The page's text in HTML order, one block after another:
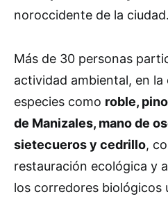
noroccidente de la ciudad.
Más de 30 personas
actividad ambiental, en la
especies como roble,
de Manizales, mano de
sietecueros y cedrillo,
restauración ecológica y
los corredores biológicos